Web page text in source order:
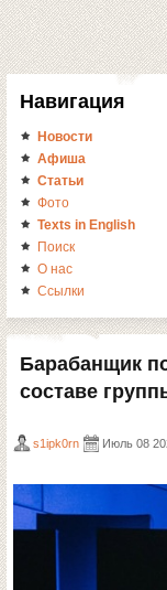
Навигация
Новости
Афиша
Статьи
Фото
Texts in English
Поиск
О нас
Ссылки
Барабанщик
составе
s1ipk0rn Июль 08